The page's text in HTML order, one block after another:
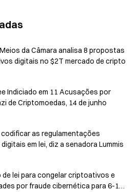
da Câmara analisa 8 propostas
de imposto sobre ativos digitais no $2T mercado de cripto
Indiciado em 11 Acusações por
de Criptomoedas, 14 de junho
codificar as regulamentações
em lei, diz a senadora Lummis
lei para congelar criptoativos e
por fraude cibernética para 6-10